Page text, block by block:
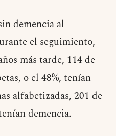
demencia al
el seguimiento,
más tarde, 114 de
o el 48%, tenían
alfabetizadas, 201 de
demencia.